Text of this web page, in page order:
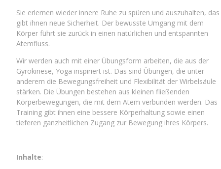
Sie erlernen wieder innere Ruhe zu spüren und auszuhalten, das
gibt ihnen neue Sicherheit. Der bewusste Umgang mit dem
Körper führt sie zurück in einen natürlichen und entspannten
Atemfluss.
Wir werden auch mit einer Übungsform arbeiten, die aus der
Gyrokinese, Yoga inspiriert ist. Das sind Übungen, die unter
anderem die Bewegungsfreiheit und Flexibilität der Wirbelsäule
stärken. Die Übungen bestehen aus kleinen fließenden
Körperbewegungen, die mit dem Atem verbunden werden. Das
Training gibt ihnen eine bessere Körperhaltung sowie einen
tieferen ganzheitlichen Zugang zur Bewegung ihres Körpers.
Inhalte: